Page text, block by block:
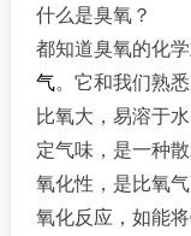
什么是臭氧？
都知道臭氧的化
气。它和我们熟
比氧大，易溶于
定气味，是一种
氧化性，是比氧
氧化反应，如能